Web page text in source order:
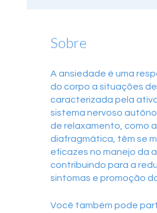
Sobre
A ansiedade é uma
do corpo a situações
caracterizada pela
sistema nervoso
de relaxamento, como
diafragmática, têm se
eficazes no manejo da
contribuindo para a
sintomas e promoção
Você também pode